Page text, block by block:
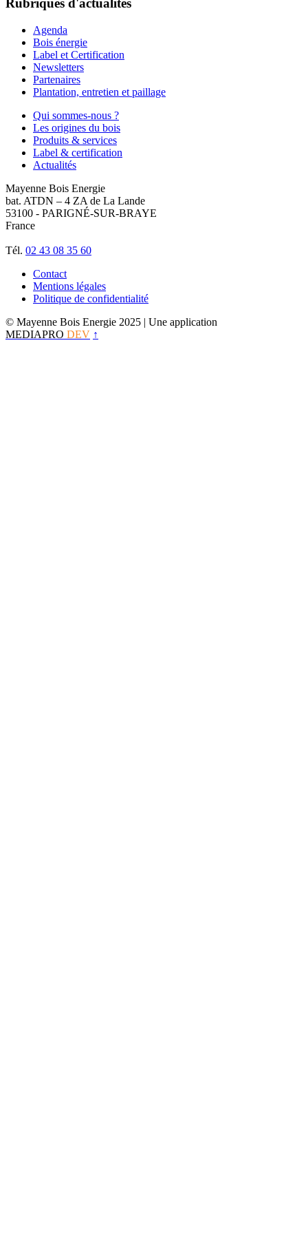
Rubriques d'actualités
Agenda
Bois énergie
Label et Certification
Newsletters
Partenaires
Plantation, entretien et paillage
Qui sommes-nous ?
Les origines du bois
Produits & services
Label & certification
Actualités
Mayenne Bois Energie
bat. ATDN – 4 ZA de La Lande
53100 - PARIGNÉ-SUR-BRAYE
France
Tél. 02 43 08 35 60
Contact
Mentions légales
Politique de confidentialité
© Mayenne Bois Energie 2025 | Une application
MEDIAPRO DEV ↑